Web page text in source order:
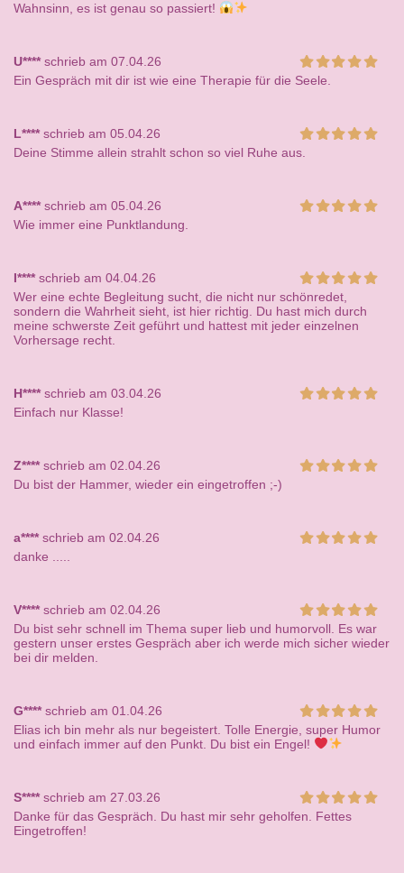
Wahnsinn, es ist genau so passiert!
U****schrieb am 07.04.26
Ein Gespräch mit dir ist wie eine Therapie für die Seele.
L****schrieb am 05.04.26
Deine Stimme allein strahlt schon so viel Ruhe aus.
A****schrieb am 05.04.26
Wie immer eine Punktlandung.
I****schrieb am 04.04.26
Wer eine echte Begleitung sucht, die nicht nur schönredet,
sondern die Wahrheit sieht, ist hier richtig. Du hast mich durch
meine schwerste Zeit geführt und hattest mit jeder einzelnen
Vorhersage recht.
H****schrieb am 03.04.26
Einfach nur Klasse!
Z****schrieb am 02.04.26
Du bist der Hammer, wieder ein eingetroffen ;-)
a****schrieb am 02.04.26
danke .....
V****schrieb am 02.04.26
Du bist sehr schnell im Thema super lieb und humorvoll. Es war
gestern unser erstes Gespräch aber ich werde mich sicher wieder
bei dir melden.
G****schrieb am 01.04.26
Elias ich bin mehr als nur begeistert. Tolle Energie, super Humor
und einfach immer auf den Punkt. Du bist ein Engel!
S****schrieb am 27.03.26
Danke für das Gespräch. Du hast mir sehr geholfen. Fettes
Eingetroffen!